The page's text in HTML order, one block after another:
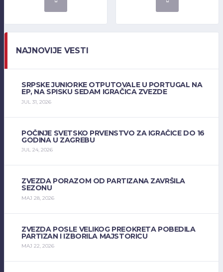
NAJNOVIJE VESTI
SRPSKE JUNIORKE OTPUTOVALE U PORTUGAL NA
EP, NA SPISKU SEDAM IGRAČICA ZVEZDE
JUL 31, 2026
POČINJE SVETSKO PRVENSTVO ZA IGRAČICE DO 16
GODINA U ZAGREBU
JUL 24, 2026
ZVEZDA PORAZOM OD PARTIZANA ZAVRŠILA
SEZONU
MAJ 28, 2026
ZVEZDA POSLE VELIKOG PREOKRETA POBEDILA
PARTIZAN I IZBORILA MAJSTORICU
MAJ 22, 2026